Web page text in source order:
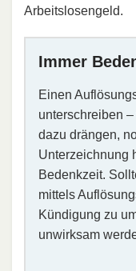
Arbeitslosengeld.
Immer
Einen
unterschreiben
dazu drängen,
Unterzeichnung
Bedenkzeit.
mittels
Kündigung zu
unwirksam